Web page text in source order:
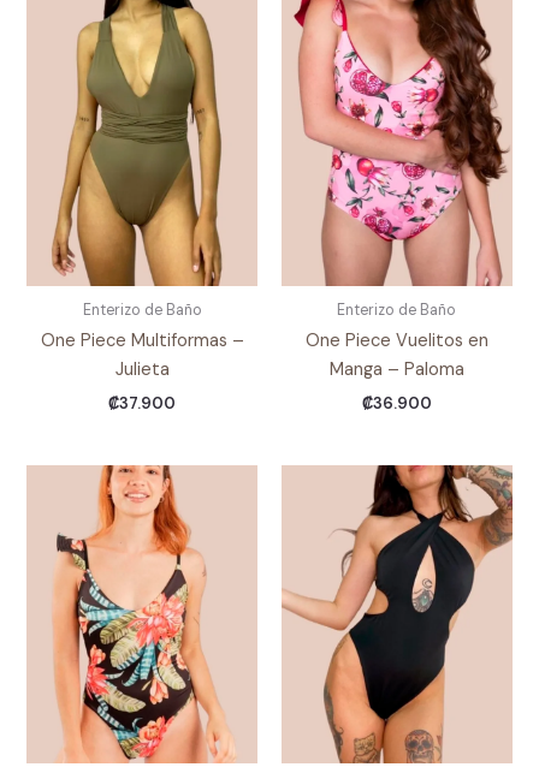
Enterizo de Baño
One Piece Multiformas –
Julieta
₡37.900
Enterizo de Baño
One Piece Vuelitos en
Manga – Paloma
₡36.900